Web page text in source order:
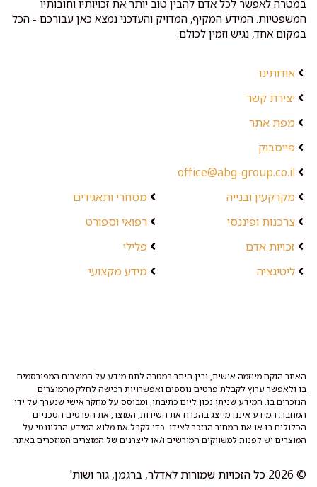
במטרה לאפשר לכל אדם להבין טוב יותר את זכויותיו וחובותיו
המשפטיות. המידע המקיף, המדויק והעדכני נמצא כאן עבורכם - הכל
במקום אחד, נגיש וזמין לכולם.
אודותינו
יצירת קשר
מפת אתר
פייסבוק
office@abg-group.co.il
מקרקעין ובנייה
צרכנות ופיננסי
זכויות אדם
ליטיגציה
מסחרי ותאגידים
רפואי וספורט
פלילי
מידע מקצועי
האתר הוקם מיוזמה אישית, ובין היתר במטרה לתת מידע על המוצרים המפורסמים
בו ולאפשר ערוץ לקבלת פרטים נוספים ואפשרויות רכישה לחלק מהמוצרים
הנזכרים בו. המידע שניתן נכון ליום כתיבתו, ומבוסס על מחקר אישי שנערך על ידי
המחבר. המידע איננו מייצג בהכרח את השירות, המוצר, את הפרטים הטכניים
הכלולים בו או את המחיר הנזכר לצידו. כדי לקבל את מלוא המידע הרלוונטי על
המוצרים יש לפנות למשווקים המורשים ו/או ליצרנים של המוצרים המוזכרים באתר.
© 2026 כל הזכויות שמורות לאדלר, ברגמן, גור ושות'